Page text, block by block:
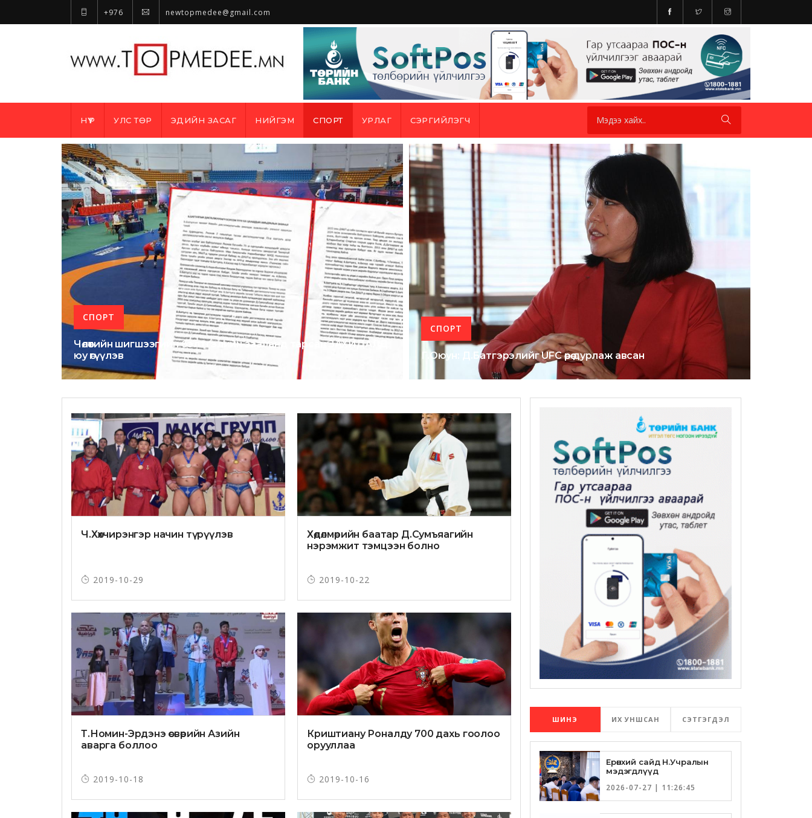
+976 newtopmedee@gmail.com
НҮҮР УЛС ТӨР ЭДИЙН ЗАСАГ НИЙГЭМ СПОРТ УРЛАГ СЭРГИЙЛЭГЧ
СПОРТ
Чөлөөтийн шигшээгийн бэлтгэлийн зааланд тарсан ЗАХИДАЛД
юу өгүүлэв
СПОРТ
Г.Оюун: Д.Батгэрэлийг UFC өөрөө дурлаж авсан
Ч.Хөхчирэнгэр начин түрүүлэв
2019-10-29
Хөдөлмөрийн баатар Д.Сумъяагийн
нэрэмжит тэмцээн болно
2019-10-22
Т.Номин-Эрдэнэ өсвөрийн Азийн
аварга боллоо
2019-10-18
Криштиану Роналду 700 дахь гоолоо
орууллаа
2019-10-16
ШИНЭ ИХ УНШСАН СЭТГЭГДЭЛ
Ерөнхий сайд Н.Учралын
мэдэгдлүүд
2026-07-27 | 11:26:45